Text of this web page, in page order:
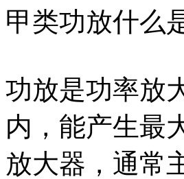
甲类功放什么
功放是功率放
内，能产生最
放大器，通常